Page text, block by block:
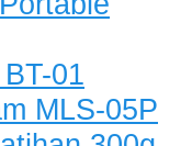
01
MLS-05P